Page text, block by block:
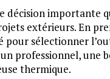
décision importante
extérieurs. En
pour sélectionner
professionnel, une
thermique.